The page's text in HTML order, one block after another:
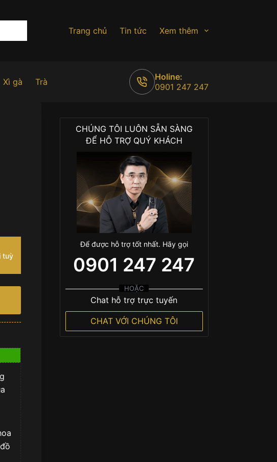
Trang chủ Tin tức Xem thêm
Xì gà Trà
Holine:
0901 247 247
tuỳ
CHÚNG TÔI LUÔN SẴN SÀNG
ĐỂ HỖ TRỢ QUÝ KHÁCH
Để được hỗ trợ tốt nhất. Hãy gọi
0901 247 247
HOẶC
Chat hỗ trợ trực tuyến
CHAT VỚI CHÚNG TÔI